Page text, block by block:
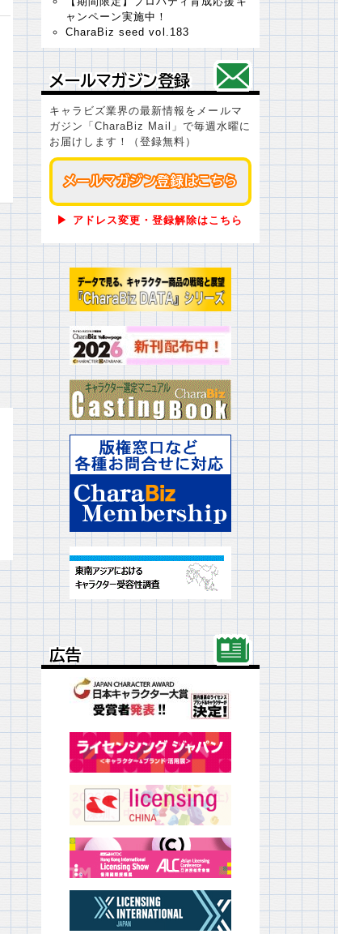
ャンペーン実施中！
CharaBiz seed vol.183
メールマガジン登録
メールマガジン登録
キャラビズ業界の最新情報をメールマ
ガジン「CharaBiz Mail」で毎週水曜に
お届けします！（登録無料）
メールマガジン登録はこちら
メールマガジン登録はこちら
▶ アドレス変更・登録解除はこちら
広告
広告